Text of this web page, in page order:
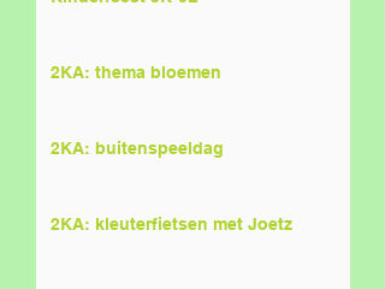
2KA: thema bloemen
2KA: buitenspeeldag
2KA: kleuterfietsen met Joetz